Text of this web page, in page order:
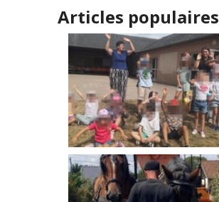
Articles populaires